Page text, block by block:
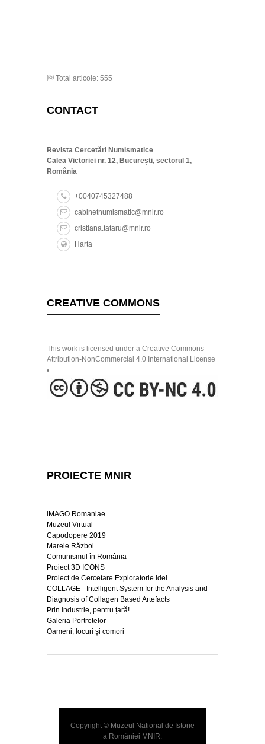
Total articole: 555
CONTACT
Revista Cercetări Numismatice
Calea Victoriei nr. 12, București, sectorul 1,
România
+0040745327488
cabinetnumismatic@mnir.ro
cristiana.tataru@mnir.ro
Harta
CREATIVE COMMONS
This work is licensed under a Creative Commons
Attribution-NonCommercial 4.0 International License
PROIECTE MNIR
iMAGO Romaniae
Muzeul Virtual
Capodopere 2019
Marele Război
Comunismul în România
Proiect 3D ICONS
Proiect de Cercetare Exploratorie Idei
COLLAGE - Intelligent System for the Analysis and
Diagnosis of Collagen Based Artefacts
Prin industrie, pentru țară!
Galeria Portretelor
Oameni, locuri și comori
Copyright © Muzeul Național de Istorie
a României MNIR.